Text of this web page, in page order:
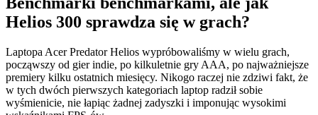
Helios 300 sprawdza się w grach?
Laptopa Acer Predator Helios wypróbowaliśmy w wielu grach,
począwszy od gier indie, po kilkuletnie gry AAA, po najważniejsze
premiery kilku ostatnich miesięcy. Nikogo raczej nie zdziwi fakt, że
w tych dwóch pierwszych kategoriach laptop radził sobie
wyśmienicie, nie łapiąc żadnej zadyszki i imponując wysokimi